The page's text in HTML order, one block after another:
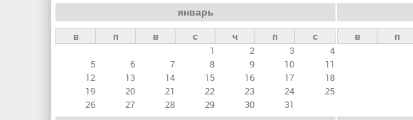
ы
е
январь
в п в с ч п
с
1
2 3
4
5
6 7 8 9 10
11
12
13 14 15 16 17
18
19
20 21 22 23 24
25
26
27 28 29 30 31
в п